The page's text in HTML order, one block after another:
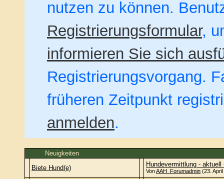
nutzen zu können.
Registrierungsformular,
informieren Sie sich
Registrierungsvorgang.
früheren Zeitpunkt
anmelden.
Neuigkeiten
Biete Hund(e)
Hundevermittlung - aktuell
VonAAH_Forumadmin (23.